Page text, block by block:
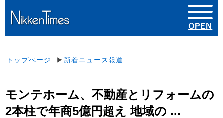
トップページ ▶ 新着ニュース報道
モンテホーム、不動産とリフォームの
2本柱で年商5億円超え 地域の ...